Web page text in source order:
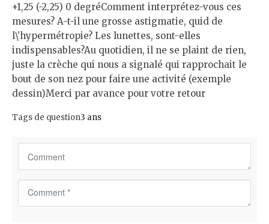
+1,25 (-2,25) 0 degréComment interprétez-vous ces
mesures? A-t-il une grosse astigmatie, quid de
l\’hypermétropie? Les lunettes, sont-elles
indispensables?Au quotidien, il ne se plaint de rien,
juste la crèche qui nous a signalé qui rapprochait le
bout de son nez pour faire une activité (exemple
dessin)Merci par avance pour votre retour
Tags de question3 ans